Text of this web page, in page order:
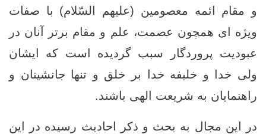
و مقام ائمه معصومین (علیهم السّلام) با صفات
ویژه ای همچون عصمت، علم و مقام برتر آنان در
عبودیت پروردگار سبب گردیده است که ایشان
ولی خدا و خلیفه خدا بر خلق و تنها جانشینان و
راهنمایان به شریعت الهی باشند.
در این مجال به بحث و ذکر احادیث رسیده در این